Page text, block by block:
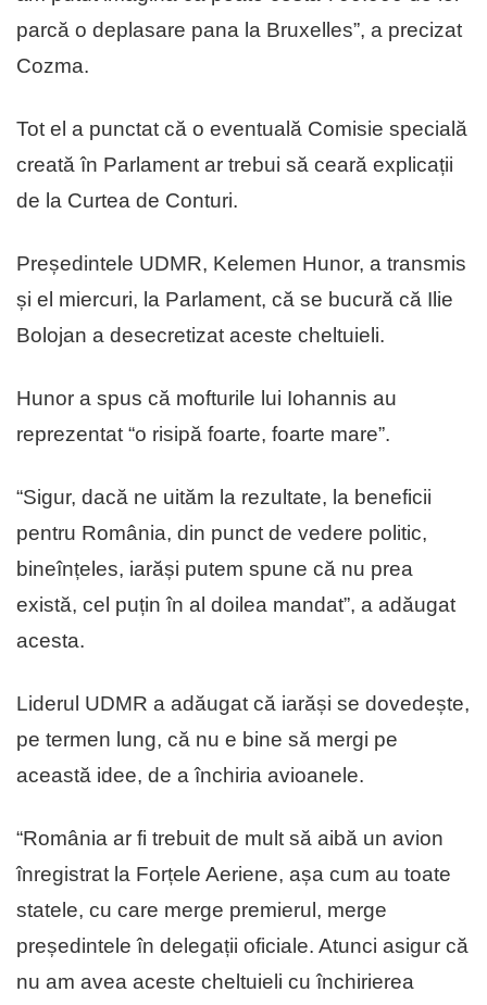
parcă o deplasare pana la Bruxelles”, a precizat
Cozma.
Tot el a punctat că o eventuală Comisie specială
creată în Parlament ar trebui să ceară explicații
de la Curtea de Conturi.
Președintele UDMR, Kelemen Hunor, a transmis
și el miercuri, la Parlament, că se bucură că Ilie
Bolojan a desecretizat aceste cheltuieli.
Hunor a spus că mofturile lui Iohannis au
reprezentat “o risipă foarte, foarte mare”.
“Sigur, dacă ne uităm la rezultate, la beneficii
pentru România, din punct de vedere politic,
bineînțeles, iarăși putem spune că nu prea
există, cel puțin în al doilea mandat”, a adăugat
acesta.
Liderul UDMR a adăugat că iarăși se dovedește,
pe termen lung, că nu e bine să mergi pe
această idee, de a închiria avioanele.
“România ar fi trebuit de mult să aibă un avion
înregistrat la Forțele Aeriene, așa cum au toate
statele, cu care merge premierul, merge
președintele în delegații oficiale. Atunci asigur că
nu am avea aceste cheltuieli cu închirierea